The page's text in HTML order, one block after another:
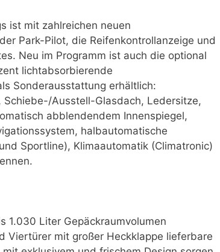
ist mit zahlreichen neuen
Park-Pilot, die Reifenkontrollanzeige und
Neu im Programm ist auch die optional
lichtabsorbierende
Sonderausstattung erhältlich:
Ausstell-Glasdach, Ledersitze,
abblendendem Innenspiegel,
halbautomatische
Sportline), Klimaautomatik (Climatronic)
1.030 Liter Gepäckraumvolumen
mit großer Heckklappe lieferbare